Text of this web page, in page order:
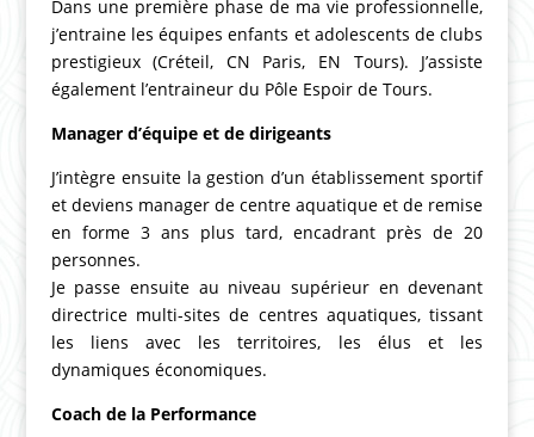
Dans une première phase de ma vie professionnelle,
j’entraine les équipes enfants et adolescents de clubs
prestigieux (Créteil, CN Paris, EN Tours). J’assiste
également l’entraineur du Pôle Espoir de Tours.
Manager d’équipe et de dirigeants
J’intègre ensuite la gestion d’un établissement sportif
et deviens manager de centre aquatique et de remise
en forme 3 ans plus tard, encadrant près de 20
personnes.
Je passe ensuite au niveau supérieur en devenant
directrice multi-sites de centres aquatiques, tissant
les liens avec les territoires, les élus et les
dynamiques économiques.
Coach de la Performance